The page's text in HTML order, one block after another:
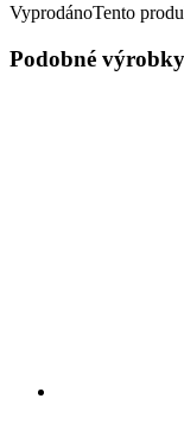
VyprodánoTento
Podobné výrobky